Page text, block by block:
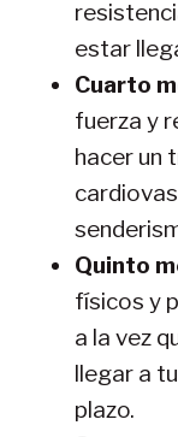
estar
Cuarto
fuerza y
hacer un
Quinto
físicos y
a la vez
llegar a
plazo.